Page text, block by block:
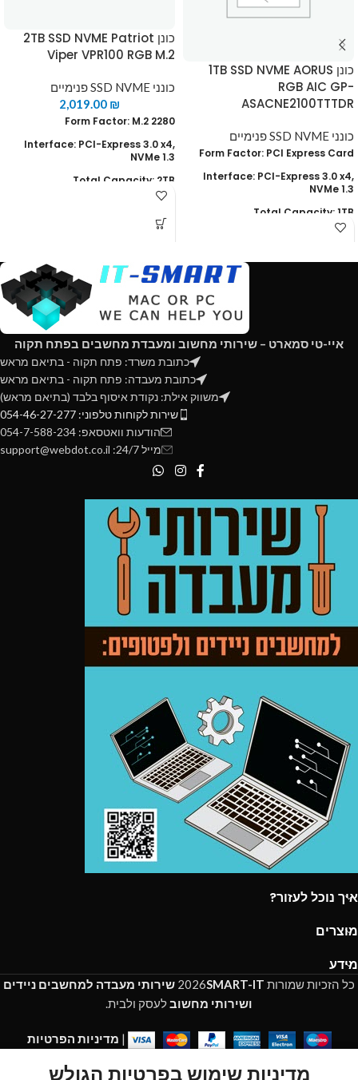
כונן 1TB SSD NVME AORUS
RGB AIC GP-
ASACNE2100TTTDR
כונני SSD NVME פנימיים
Form Factor: PCl Express Card
Interface: PCI-Express 3.0 x4,
NVMe 1.3
Total Capacity: 1TB
Read Speed : up to 3480 MB/s
TRIM & S.M.A.R.T supported
Encryption Self-Encrypting Drive
כונן 2TB SSD NVME Patriot
Viper VPR100 RGB M.2
כונני SSD NVME פנימיים
2,019.00 ₪
Form Factor: M.2 2280
Interface: PCI-Express 3.0 x4,
NVMe 1.3
Total Capacity: 2TB
Warranty: Limited 5-years
Read Speed : up to 3300 MB/s
TRIM & S.M.A.R.T supported
RGB APP syn-up
איי-טי סמארט – שירותי מחשוב ומעבדת מחשבים בפתח תקוה
כתובת משרד: פתח תקוה - בתיאם מראש
כתובת מעבדה: פתח תקוה - בתיאם מראש
משווק אילת: נקודת איסוף בלבד (בתיאם מראש)
שירות לקוחות טלפוני: 054-46-27-277
הודעות וואטסאפ: 054-7-588-234
מייל 24/7: support@webdot.co.il
איך נוכל לעזור?
מוצרים
מידע
כל הזכיות שמורות 2026SMART-IT
שירותי מעבדה למחשבים ניידים
ושירותי מחשובלעסק ולבית.
| מדיניות הפרטיות
מדיניות שימוש בפרטיות הגולש